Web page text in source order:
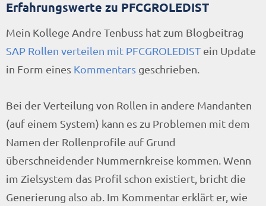
Erfahrungswerte zu PFCGROLEDIST
Mein Kollege Andre Tenbuss hat zum Blogbeitrag
SAP Rollen verteilen mit PFCGROLEDIST ein Update
in Form eines Kommentars geschrieben.
Bei der Verteilung von Rollen in andere Mandanten
(auf einem System) kann es zu Problemen mit dem
Namen der Rollenprofile auf Grund
überschneidender Nummernkreise kommen. Wenn
im Zielsystem das Profil schon existiert, bricht die
Generierung also ab. Im Kommentar erklärt er, wie